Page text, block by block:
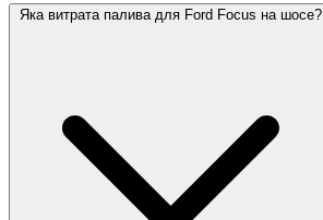
Яка витрата палива для Ford Focus на шосе?